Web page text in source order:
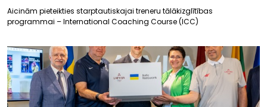
Aicinām pieteikties starptautiskajai treneru tālākizglītības
programmai – International Coaching Course (ICC)